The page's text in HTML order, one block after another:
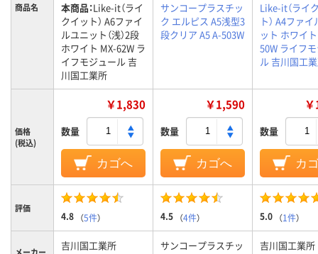
商品名 本商品：Like-it（ライ
クイット） A6ファイ
ルユニット（浅）2段
ホワイト MX-62W ラ
イフモジュール 吉
川国工業所
サンコープラスチッ
ク エルピス A5浅型3
段クリア A5 A-503W
Like-it（ライ
ト） A4ファ
ット ホワイ
50W ライフ
ル 吉川国工
価格
(税込)
￥1,830
数量
カゴへ
￥1,590
数量
カゴへ
数量
カ
評価
4.8 （5件） 4.5 （4件） 5.0 （1件）
吉川国工業所
サンコープラスチッ
吉川国工業所